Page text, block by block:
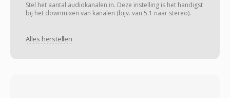
Stel het aantal audiokanalen in. Deze instelling is het handigst
bij het downmixen van kanalen (bijv. van 5.1 naar stereo).
Alles herstellen